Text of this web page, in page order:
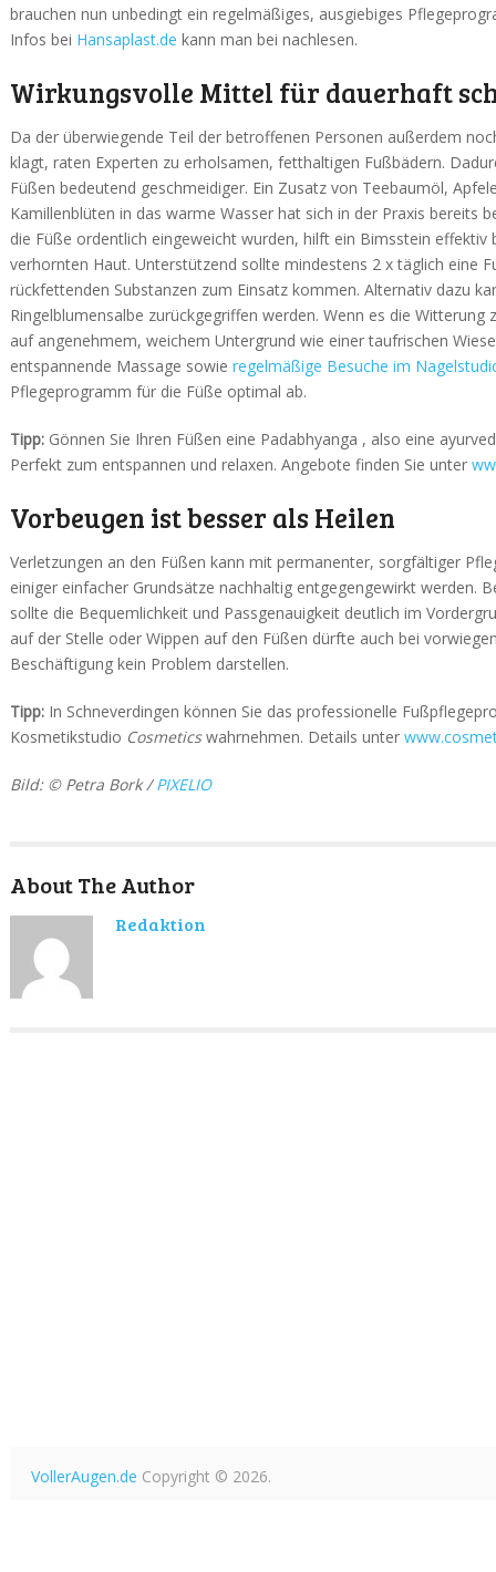
brauchen nun unbedingt ein regelmäßiges, ausgiebiges
Infos bei Hansaplast.de kann man bei nachlesen.
Wirkungsvolle Mittel für dauerhaft
Da der überwiegende Teil der betroffenen Personen außerdem
klagt, raten Experten zu erholsamen, fetthaltigen Fußbädern.
Füßen bedeutend geschmeidiger. Ein Zusatz von Teebaumöl,
Kamillenblüten in das warme Wasser hat sich in der Praxis bereits
die Füße ordentlich eingeweicht wurden, hilft ein Bimsstein effektiv
verhornten Haut. Unterstützend sollte mindestens 2 x täglich eine
rückfettenden Substanzen zum Einsatz kommen. Alternativ dazu
Ringelblumensalbe zurückgegriffen werden. Wenn es die
auf angenehmem, weichem Untergrund wie einer taufrischen
entspannende Massage sowie regelmäßige Besuche im
Pflegeprogramm für die Füße optimal ab.
Tipp: Gönnen Sie Ihren Füßen eine Padabhyanga , also eine
Perfekt zum entspannen und relaxen. Angebote finden Sie unter
Vorbeugen ist besser als Heilen
Verletzungen an den Füßen kann mit permanenter, sorgfältiger
einiger einfacher Grundsätze nachhaltig entgegengewirkt werden.
sollte die Bequemlichkeit und Passgenauigkeit deutlich im
auf der Stelle oder Wippen auf den Füßen dürfte auch bei
Beschäftigung kein Problem darstellen.
Tipp:In Schneverdingen können Sie das professionelle
Kosmetikstudio Cosmeticswahrnehmen. Details unter
Bild: © Petra Bork /PIXELIO
About The Author
Redaktion
VollerAugen.de Copyright © 2026.